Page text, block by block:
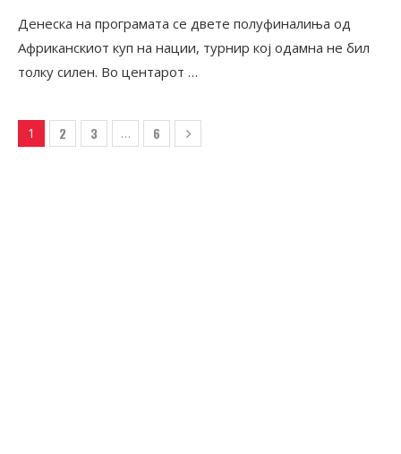
Денеска на програмата се двете полуфиналиња од
Африканскиот куп на нации, турнир кој одамна не бил
толку силен. Во центарот …
1 2 3 … 6